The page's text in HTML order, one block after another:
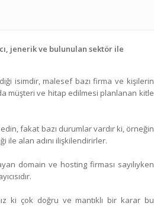
jenerik ve bulunulan sektör ile
isimdir, malesef bazı firma ve kişilerin
müşteri ve hitap edilmesi planlanan kitle
fakat bazı durumlar vardır ki, örneğin
ile alan adını ilişkilendirirler.
domain ve hosting firması sayılıyken
ki çok doğru ve mantıklı bir karar bu